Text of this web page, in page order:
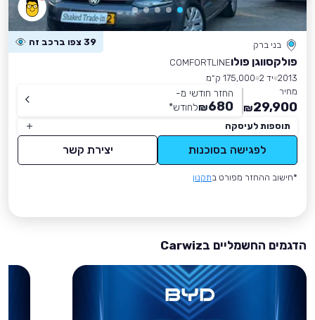
בני ברק 39 צפו ברכב זה
פולקסווגן פולוCOMFORTLINE
2013 יד 2
175,000 ק״מ
מחיר
29,900
₪
החזר חודשי מ-
680
₪לחודש*
תוספות לעיסקה
לפגישה בסוכנות יצירת קשר
*חישוב ההחזר מפורט בתקנון
הדגמים החשמליים בCarwiz